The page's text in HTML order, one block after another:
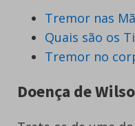
Tremor nas
Quais são os
Tremor no
Doença de